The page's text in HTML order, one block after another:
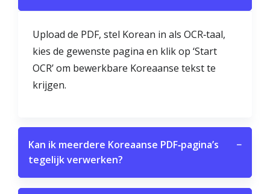
Upload de PDF, stel Korean in als OCR‑taal,
kies de gewenste pagina en klik op ‘Start
OCR’ om bewerkbare Koreaanse tekst te
krijgen.
Kan ik meerdere Koreaanse PDF‑pagina’s
tegelijk verwerken?
−